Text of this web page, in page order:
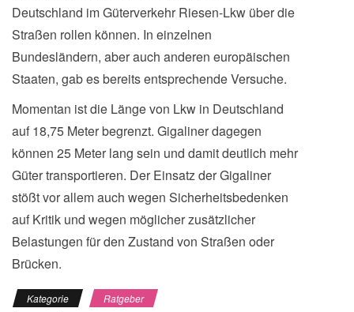
Deutschland im Güterverkehr Riesen-Lkw über die
Straßen rollen können. In einzelnen
Bundesländern, aber auch anderen europäischen
Staaten, gab es bereits entsprechende Versuche.
Momentan ist die Länge von Lkw in Deutschland
auf 18,75 Meter begrenzt. Gigaliner dagegen
können 25 Meter lang sein und damit deutlich mehr
Güter transportieren. Der Einsatz der Gigaliner
stößt vor allem auch wegen Sicherheitsbedenken
auf Kritik und wegen möglicher zusätzlicher
Belastungen für den Zustand von Straßen oder
Brücken.
Kategorie
Ratgeber